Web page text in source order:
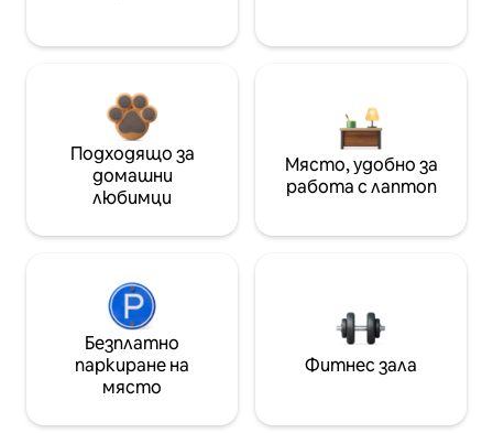
Подходящо за
домашни
любимци
Място, удобно за
работа с лаптоп
Безплатно
паркиране на
място
Фитнес зала